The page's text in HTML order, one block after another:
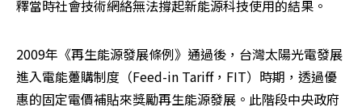
釋當時社會技術網絡無法撐起新能源科技使用的結果。
2009年《再生能源發展條例》通過後，台灣太陽光電發展
進入電能躉購制度（Feed-in Tariff，FIT）時期，透過優
惠的固定電價補貼來獎勵再生能源發展。此階段中央政府